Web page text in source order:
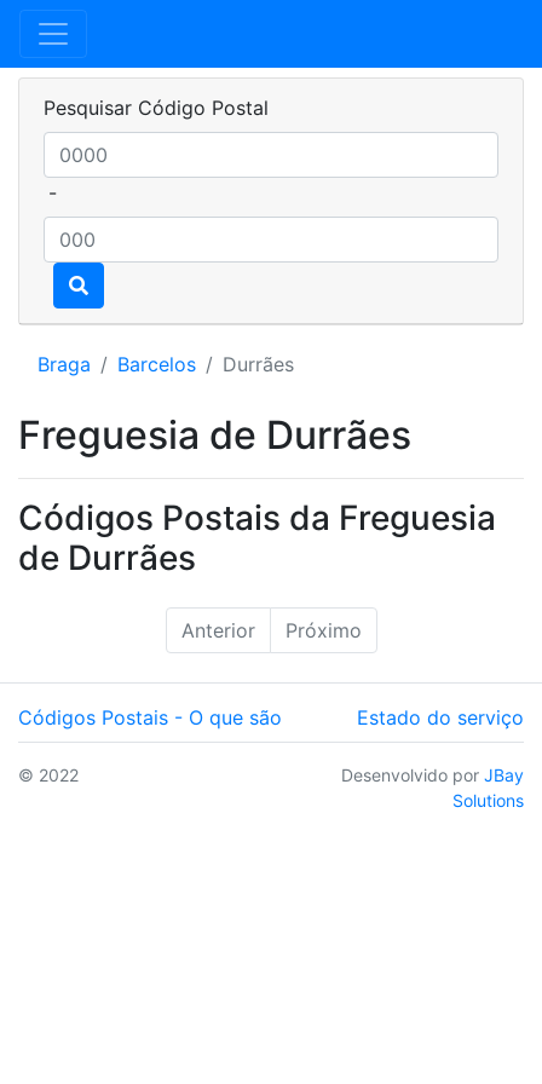
Pesquisar Código Postal
-
Braga Barcelos Durrães
Freguesia de Durrães
Códigos Postais da Freguesia
de Durrães
Anterior Próximo
Códigos Postais - O que são Estado do serviço
© 2022 Desenvolvido por JBay
Solutions